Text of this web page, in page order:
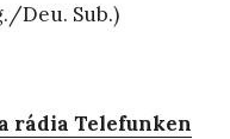
Deu. Sub.)
rádia Telefunken